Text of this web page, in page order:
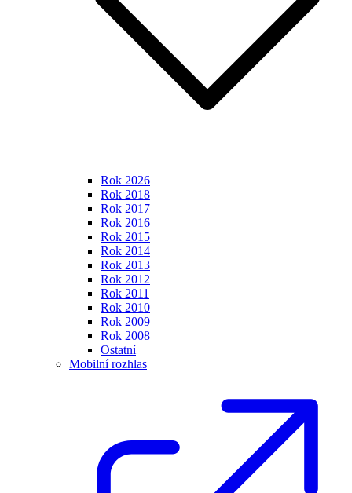
Rok 2026
Rok 2018
Rok 2017
Rok 2016
Rok 2015
Rok 2014
Rok 2013
Rok 2012
Rok 2011
Rok 2010
Rok 2009
Rok 2008
Ostatní
Mobilní rozhlas